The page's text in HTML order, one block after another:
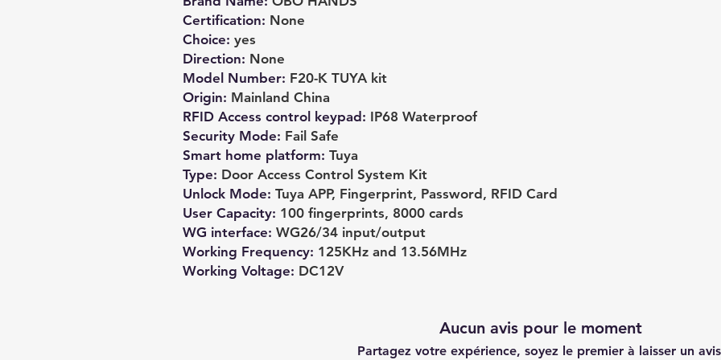
Certification: None
Choice: yes
Direction: None
Model Number: F20-K TUYA kit
Origin: Mainland China
RFID Access control keypad : IP68 Waterproof
Security Mode: Fail Safe
Smart home platform: Tuya
Type: Door Access Control System Kit
Unlock Mode: Tuya APP, Fingerprint, Password, RFID Card
User Capacity: 100 fingerprints, 8000 cards
WG interface: WG26/34 input/output
Working Frequency: 125KHz and 13.56MHz
Working Voltage: DC12V
Aucun avis pour le moment
Partagez votre expérience, soyez le premier à laisser un